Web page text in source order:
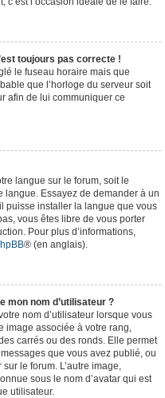
toujours pas correcte !
le fuseau horaire mais que
que l’horloge du serveur soit
afin de lui communiquer ce
langue sur le forum, soit le
langue. Essayez de demander à un
puisse installer la langue que vous
vous êtes libre de vous porter
Pour plus d’informations,
® (en anglais).
mon nom d’utilisateur ?
nom d’utilisateur lorsque vous
image associée à votre rang,
carrés ou des ronds. Elle permet
que vous avez publié, ou
le forum. L’autre image,
sous le nom d’avatar qui est
utilisateur.